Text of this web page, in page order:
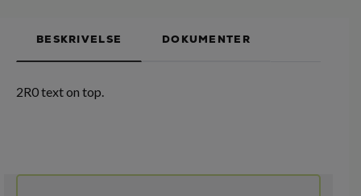
BESKRIVELSE DOKUMENTER
2R0 text on top.